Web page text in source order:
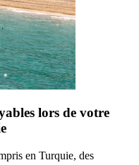
lors de votre
en Turquie, des